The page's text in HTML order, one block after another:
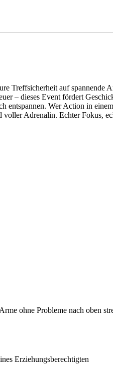
Treffsicherheit auf
– dieses Event fördert
entspannen. Wer Action in
Adrenalin. Echter Fokus,
ohne Probleme nach oben
Erziehungsberechtigten